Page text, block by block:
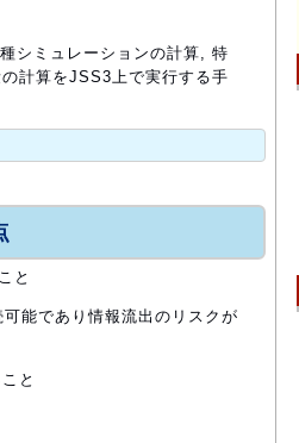
シミュレーションの計算, 特
計算をJSS3上で実行する手
と
能であり情報流出のリスクが
と